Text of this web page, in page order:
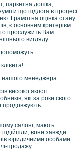
паркетна дошка,
що підлога в процесі
Грамотна оцінка стану
є основним критерієм
прослужить Вам
вигляду.
нашого менеджера.
високої якості.
які за роки свого
продовжують
салоні, мають
вони завжди
юридичними особами
продажу.